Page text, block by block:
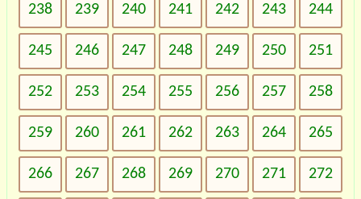
238 239 240 241 242 243 244
245 246 247 248 249 250 251
252 253 254 255 256 257 258
259 260 261 262 263 264 265
266 267 268 269 270 271 272